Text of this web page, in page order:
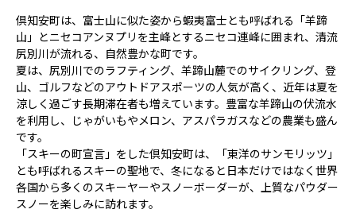
倶知安町は、富士山に似た姿から蝦夷富士とも呼ばれる「羊蹄
山」とニセコアンヌプリを主峰とするニセコ連峰に囲まれ、清流
尻別川が流れる、自然豊かな町です。
夏は、尻別川でのラフティング、羊蹄山麓でのサイクリング、登
山、ゴルフなどのアウトドアスポーツの人気が高く、近年は夏を
涼しく過ごす長期滞在者も増えています。豊富な羊蹄山の伏流水
を利用し、じゃがいもやメロン、アスパラガスなどの農業も盛ん
です。
「スキーの町宣言」をした倶知安町は、「東洋のサンモリッツ」
とも呼ばれるスキーの聖地で、冬になると日本だけではなく世界
各国から多くのスキーヤーやスノーボーダーが、上質なパウダー
スノーを楽しみに訪れます。